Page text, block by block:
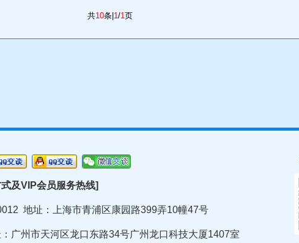
共10条| 1/1页
及VIP会员服务热线]
地址：上海市青浦区康园路399弄10幢47号
广州市天河区龙口东路34号广州龙口科技大厦1407室